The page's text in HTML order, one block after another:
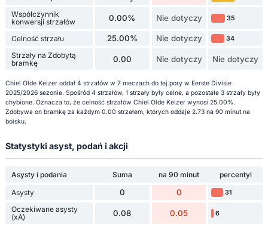
Współczynnik
konwersji strzałów
0.00% Nie dotyczy 35
Celność strzału 25.00% Nie dotyczy 34
Strzały na Zdobytą
bramkę
0.00 Nie dotyczy Nie dotyczy
Chiel Olde Keizer oddał 4 strzałów w 7 meczach do tej pory w Eerste Divisie
2025/2026 sezonie. Spośród 4 strzałów, 1 strzały były celne, a pozostałe 3 strzały były
chybione. Oznacza to, że celność strzałów Chiel Olde Keizer wynosi 25.00%.
Zdobywa on bramkę za każdym 0.00 strzałem, których oddaje 2.73 na 90 minut na
boisku.
Statystyki asyst, podań i akcji
Asysty i podania Suma na 90 minut
percentyl
Asysty
0 0 31
Oczekiwane asysty
(xA)
0.08 0.05 6